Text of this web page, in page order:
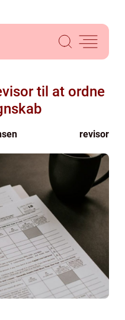
til at ordne
revisor